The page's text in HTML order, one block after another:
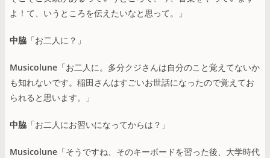
よ！て、いうところを伝えたいなと思って。」
中脇 「お二人に？」
Musicolune 「お二人に。多分クジさんは自分のこと覚えてないか
も知れないです。稲田さんはすごいお世話になったので覚えてお
られると思います。」
中脇 「お二人にお習いになってからは？」
Musicolune 「そうですね、そのキーボードを習った後、大学時代